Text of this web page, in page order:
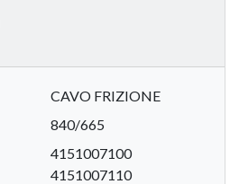
CAVO FRIZIONE
840/665
4151007100
4151007110